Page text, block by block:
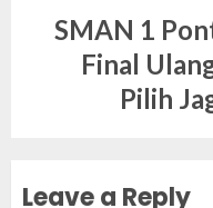
SMAN 1
Final
Pilih
Leave a Reply